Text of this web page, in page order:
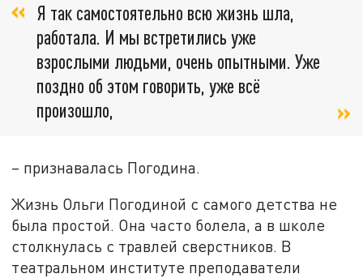
Я так самостоятельно всю жизнь шла,
работала. И мы встретились уже
взрослыми людьми, очень опытными. Уже
поздно об этом говорить, уже всё
произошло,
– признавалась Погодина.
Жизнь Ольги Погодиной с самого детства не
была простой. Она часто болела, а в школе
столкнулась с травлей сверстников. В
театральном институте преподаватели